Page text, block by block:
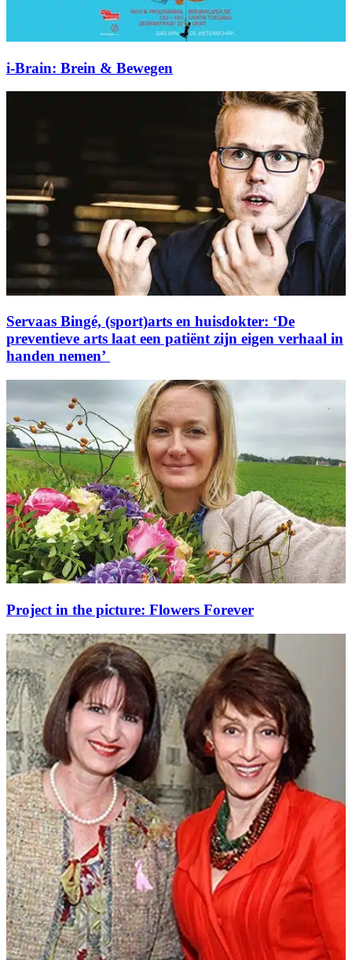
i-Brain: Brein & Bewegen
Servaas Bingé, (sport)arts en huisdokter: ‘De
preventieve arts laat een patiënt zijn eigen verhaal in
handen nemen’
Project in the picture: Flowers Forever